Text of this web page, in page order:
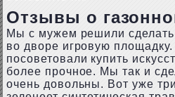
Отзывы о
Мы с мужем решили
во дворе игровую
посоветовали купить
более прочное. Мы так и
очень довольны. Вот уже